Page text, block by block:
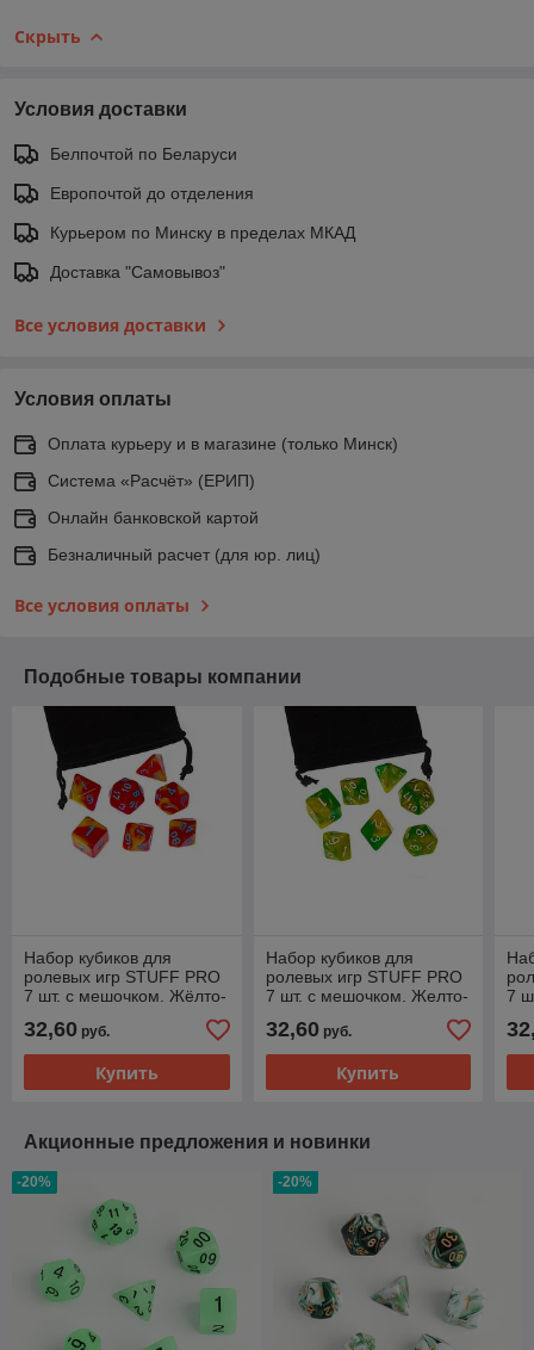
Скрыть
Условия доставки
Белпочтой по Беларуси
Европочтой до отделения
Курьером по Минску в пределах МКАД
Доставка "Самовывоз"
Все условия доставки
Условия оплаты
Оплата курьеру и в магазине (только Минск)
Система «Расчёт» (ЕРИП)
Онлайн банковской картой
Безналичный расчет (для юр. лиц)
Все условия оплаты
Подобные товары компании
Набор кубиков для
ролевых игр STUFF PRO
7 шт. с мешочком. Жёлто-
цифрами
32,60 руб.
Купить
Набор кубиков для
ролевых игр STUFF PRO
7 шт. с мешочком. Желто-
32,60руб.
Купить
7
Акционные предложения и новинки
-20% -20%